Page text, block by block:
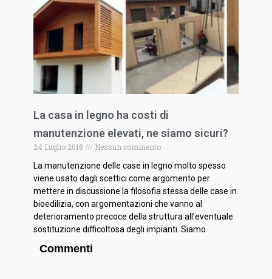
La casa in legno ha costi di
manutenzione elevati, ne siamo sicuri?
24 Luglio 2018
Nessun commento
La manutenzione delle case in legno molto spesso
viene usato dagli scettici come argomento per
mettere in discussione la filosofia stessa delle case in
bioedilizia, con argomentazioni che vanno al
deterioramento precoce della struttura all’eventuale
sostituzione difficoltosa degli impianti. Siamo
Commenti